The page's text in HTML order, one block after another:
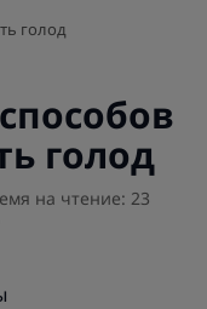
голод
голод
на чтение: 23